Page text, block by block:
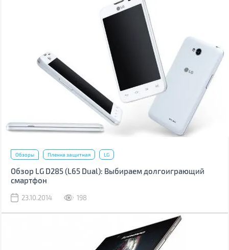
Обзоры Пленка защитная LG
Обзор LG D285 (L65 Dual): Выбираем долгоиграющий
смартфон
23.10.2014 198